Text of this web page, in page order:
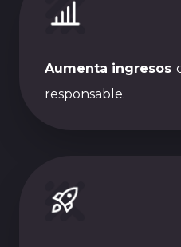
Aumenta ingresos
responsable.